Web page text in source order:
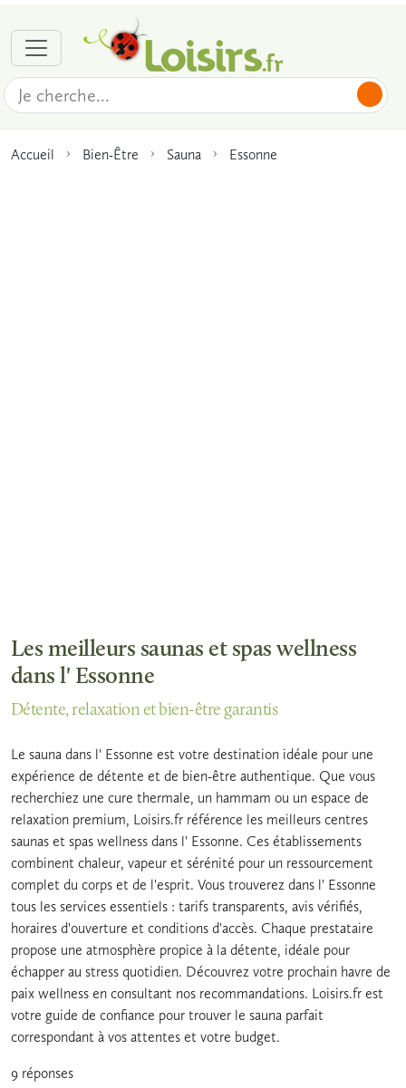
Accueil Bien-Être Sauna Essonne
Les meilleurs saunas et spas wellness
dans l' Essonne
Détente, relaxation et bien-être garantis
Le sauna dans l' Essonne est votre destination idéale pour une
expérience de détente et de bien-être authentique. Que vous
recherchiez une cure thermale, un hammam ou un espace de
relaxation premium, Loisirs.fr référence les meilleurs centres
saunas et spas wellness dans l' Essonne. Ces établissements
combinent chaleur, vapeur et sérénité pour un ressourcement
complet du corps et de l'esprit. Vous trouverez dans l' Essonne
tous les services essentiels : tarifs transparents, avis vérifiés,
horaires d'ouverture et conditions d'accès. Chaque prestataire
propose une atmosphère propice à la détente, idéale pour
échapper au stress quotidien. Découvrez votre prochain havre de
paix wellness en consultant nos recommandations. Loisirs.fr est
votre guide de confiance pour trouver le sauna parfait
correspondant à vos attentes et votre budget.
9 réponses